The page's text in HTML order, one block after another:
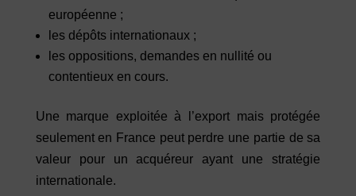
européenne ;
les dépôts internationaux ;
les oppositions, demandes en nullité ou
contentieux en cours.
Une marque exploitée à l’export mais protégée
seulement en France peut perdre une partie de sa
valeur pour un acquéreur ayant une stratégie
internationale.